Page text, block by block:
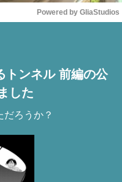
Powered by GliaStudios
ンネル 前編の公
した
だろうか？